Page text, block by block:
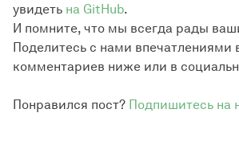
увидеть на GitHub.
И помните, что мы всегда рады
Поделитесь с нами впечатлениями
комментариев ниже или в
Понравился пост? Подпишитесь на